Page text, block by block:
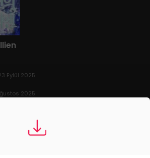
Eylül 2025
2025